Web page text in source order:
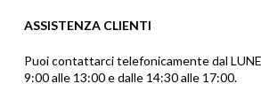
ASSISTENZA CLIENTI
Puoi contattarci telefonicamente dal
9:00 alle 13:00 e dalle 14:30 alle 17:00.